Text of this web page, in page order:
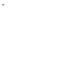
-